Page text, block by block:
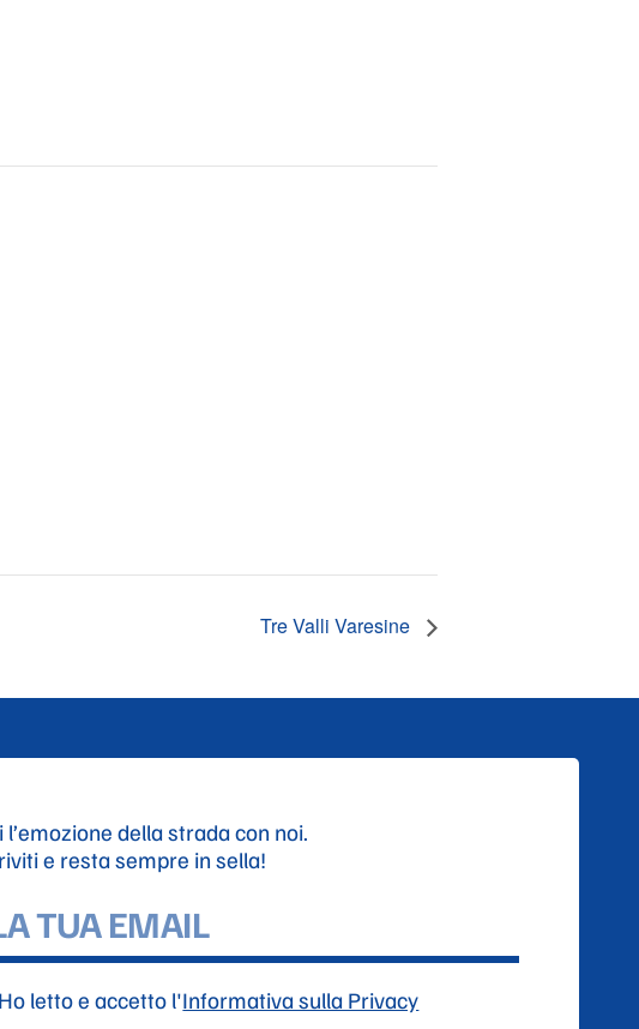
Tre Valli Varesine
l’emozione della strada con noi.
e resta sempre in sella!
Ho letto e accetto l'Informativa sulla Privacy